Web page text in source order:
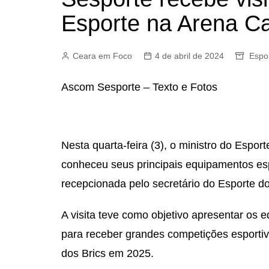
Esporte na Arena
Ceara em Foco 4 de abril de 2024
Ascom Sesporte – Texto e Fotos
Nesta quarta-feira (3), o ministro do
conheceu seus principais equipamentos
recepcionada pelo secretário do Esporte
A visita teve como objetivo apresentar os
para receber grandes competições
dos Brics em 2025.